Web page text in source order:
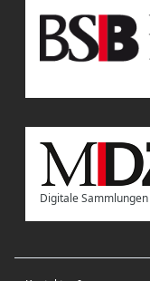
Digitale Sammlungen